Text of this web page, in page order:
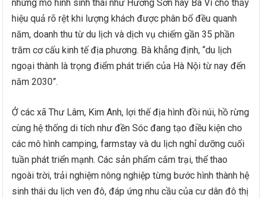
những mô hình sinh thái như Hương Sơn hay Ba Vì cho thấy
hiệu quả rõ rệt khi lượng khách được phân bổ đều quanh
năm, doanh thu từ du lịch và dịch vụ chiếm gần 35 phần
trăm cơ cấu kinh tế địa phương. Bà khẳng định, “du lịch
ngoại thành là trọng điểm phát triển của Hà Nội từ nay đến
năm 2030”.
Ở các xã Thư Lâm, Kim Anh, lợi thế địa hình đồi núi, hồ rừng
cùng hệ thống di tích như đền Sóc đang tạo điều kiện cho
các mô hình camping, farmstay và du lịch nghỉ dưỡng cuối
tuần phát triển mạnh. Các sản phẩm cắm trại, thể thao
ngoài trời, trải nghiệm nông nghiệp từng bước hình thành hệ
sinh thái du lịch ven đô, đáp ứng nhu cầu của cư dân đô thị